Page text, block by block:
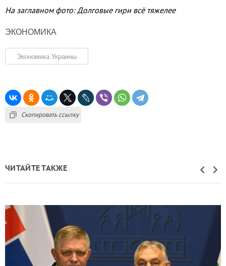
На заглавном фото: Долговые гири всё тяжелее
ЭКОНОМИКА
Экономика Украины
Скопировать ссылку
ЧИТАЙТЕ ТАКЖЕ